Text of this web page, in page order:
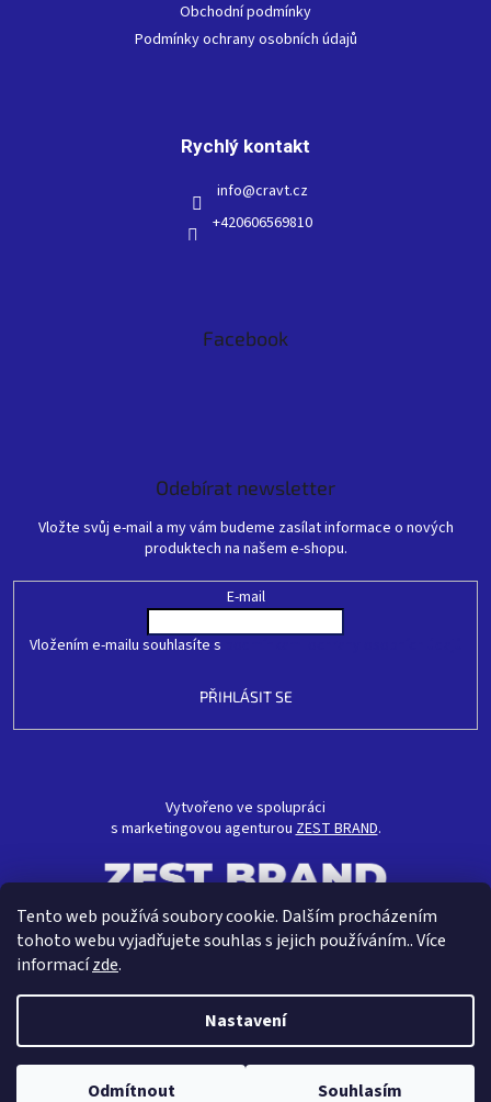
Tento web používá soubory cookie. Dalším procházením
tohoto webu vyjadřujete souhlas s jejich používáním.. Více
informacízde.
Nastavení
Odmítnout Souhlasím
Obchodní podmínky
Podmínky ochrany osobních údajů
Rychlý kontakt
info@cravt.cz
+420606569810
Facebook
Odebírat newsletter
Vložte svůj e-mail a my vám budeme zasílat informace o nových
produktech na našem e-shopu.
E-mail
Vložením e-mailu souhlasíte s
PŘIHLÁSIT SE
Vytvořeno ve spolupráci
s marketingovou agenturou ZEST BRAND.
Vytvořil Shoptet
Copyright 2026CRAVT koupelny s.r.o. . Všechna práva vyhrazena.